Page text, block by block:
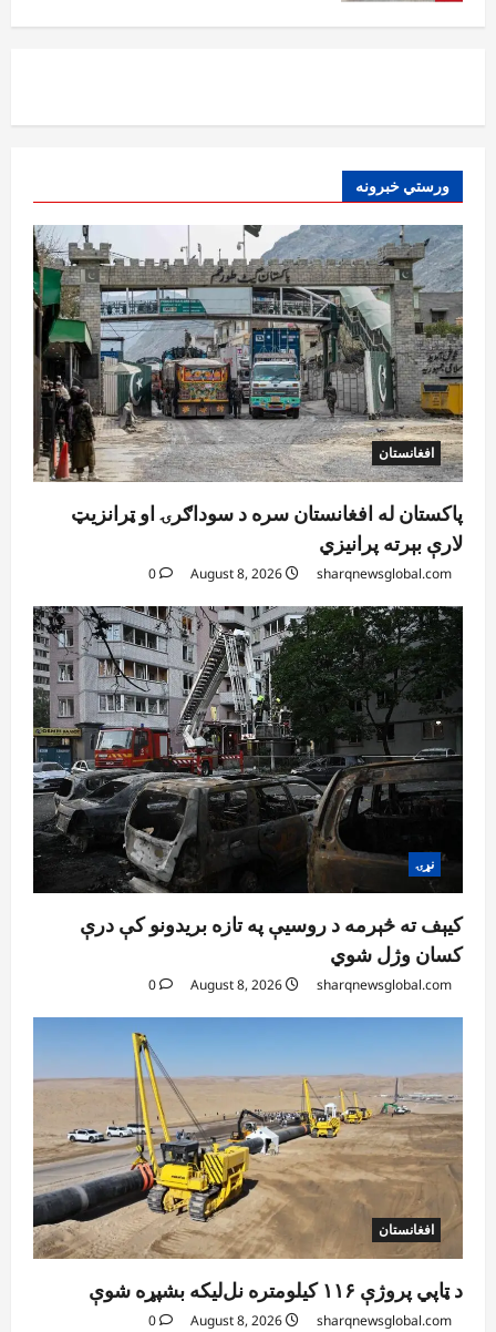
4
ننګرهار کې د تېلو یو شمېر پمپونه وتړل شول
sharqnewsglobal.com
0
5
افغانستان
ټولګټو وزارت: قیصار ـ لامان سړک رغنیزې
چارې په بېلابېلو برخو کې روانې دي
sharqnewsglobal.com
August 6, 2026
0
ورستي خبرونه
افغانستان
پاکستان له افغانستان سره د سوداګرۍ او ټرانزیټ
لارې بېرته پرانیزي
sharqnewsglobal.com
0
نړۍ
کیېف ته څېرمه د روسیې په تازه بریدونو کې درې
کسان وژل شوي
sharqnewsglobal.com
0
افغانستان
د ټاپي پروژې ۱۱۶ کیلومتره نل‌لیکه بشپړه شوې
sharqnewsglobal.com
0